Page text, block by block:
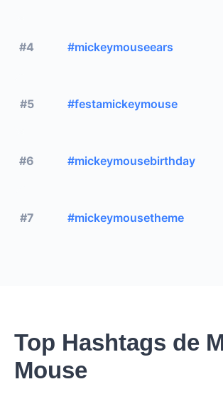
#4 #mickeymouseears
#5 #festamickeymouse
#6 #mickeymousebirthday
#7 #mickeymousetheme
Top Hashtags de
Mouse